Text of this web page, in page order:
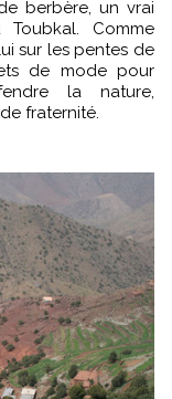
berbère, un vrai
Comme
sur les pentes de
de mode pour
la nature,
fraternité.